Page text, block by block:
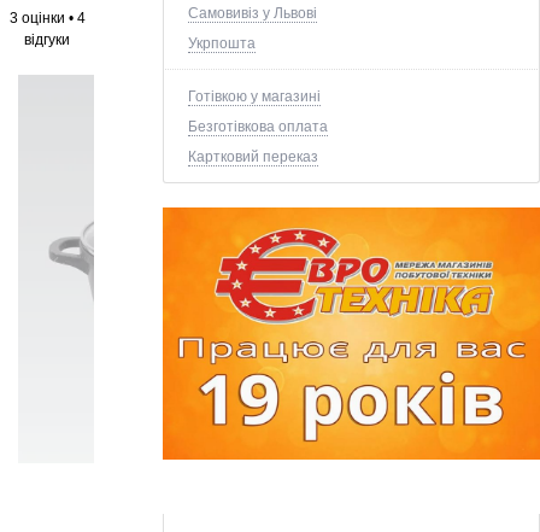
Самовивіз у Львові
Укрпошта
Готівкою у магазині
Безготівкова оплата
Картковий переказ
3 оцінки • 4
відгуки